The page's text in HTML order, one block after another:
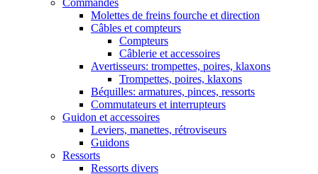
Commandes
Molettes de freins fourche et direction
Câbles et compteurs
Compteurs
Câblerie et accessoires
Avertisseurs: trompettes, poires, klaxons
Trompettes, poires, klaxons
Béquilles: armatures, pinces, ressorts
Commutateurs et interrupteurs
Guidon et accessoires
Leviers, manettes, rétroviseurs
Guidons
Ressorts
Ressorts divers